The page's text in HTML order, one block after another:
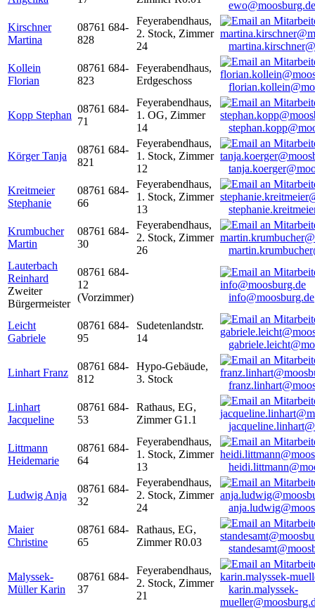
ewo@moosburg.de
Kirschner
Martina
08761 684-
828
Feyerabendhaus,
2. Stock, Zimmer
24
Kollein
Florian
08761 684-
823
Feyerabendhaus,
Erdgeschoss
Kopp Stephan
08761 684-
71
Feyerabendhaus,
1. OG, Zimmer
14
Körger Tanja
08761 684-
821
Feyerabendhaus,
1. Stock, Zimmer
12
Kreitmeier
Stephanie
08761 684-
66
Feyerabendhaus,
1. Stock, Zimmer
13
Krumbucher
Martin
08761 684-
30
Feyerabendhaus,
2. Stock, Zimmer
26
Lauterbach
Reinhard
Zweiter
Bürgermeister
08761 684-
12
(Vorzimmer)
info@moosburg.de
Leicht
Gabriele
08761 684-
95
Sudetenlandstr.
14
Linhart Franz
08761 684-
812
Hypo-Gebäude,
3. Stock
Linhart
Jacqueline
08761 684-
53
Rathaus, EG,
Zimmer G1.1
Littmann
Heidemarie
08761 684-
64
Feyerabendhaus,
1. Stock, Zimmer
13
Ludwig Anja
08761 684-
32
Feyerabendhaus,
2. Stock, Zimmer
24
Maier
Christine
08761 684-
65
Rathaus, EG,
Zimmer R0.03
Malyssek-
Müller Karin
08761 684-
37
Feyerabendhaus,
2. Stock, Zimmer
21
karin.malyssek-